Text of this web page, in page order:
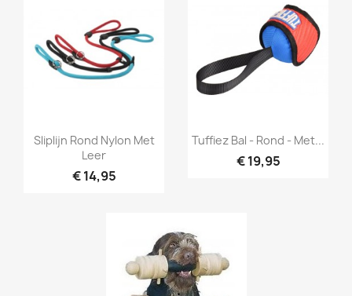
Snel bekijken
Sliplijn Rond Nylon Met
Leer
€ 14,95
Snel bekijken
Tuffiez Bal - Rond - Met...
€ 19,95